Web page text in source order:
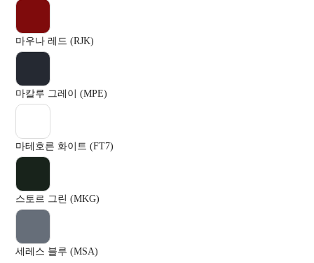
마우나 레드 (RJK)
마칼루 그레이 (MPE)
마테호른 화이트 (FT7)
스토르 그린 (MKG)
세레스 블루 (MSA)